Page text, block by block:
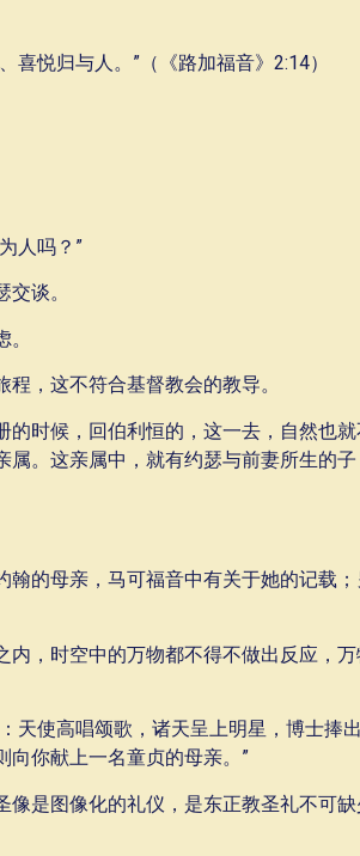
悦归与人。”（《路加福音》2:14）
人吗？”
谈。
，这不符合基督教会的教导。
时候，回伯利恒的，这一去，自然也就
。这亲属中，就有约瑟与前妻所生的子
的母亲，马可福音中有关于她的记载；
，时空中的万物都不得不做出反应，万
天使高唱颂歌，诸天呈上明星，博士捧
向你献上一名童贞的母亲。”
像是图像化的礼仪，是东正教圣礼不可